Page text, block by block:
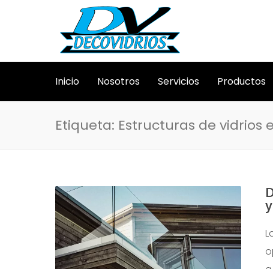
Inicio Nosotros Servicios Productos
Etiqueta: Estructuras de vidrios